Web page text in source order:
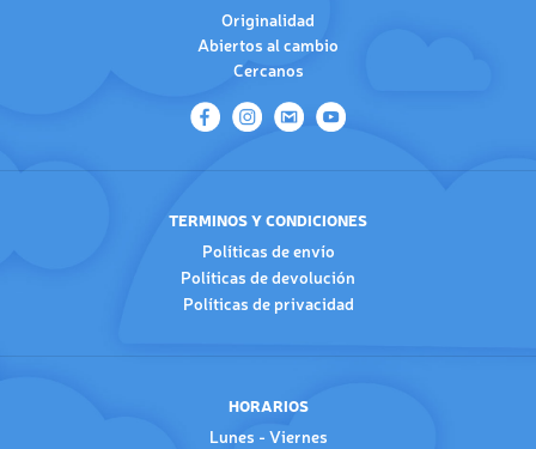
Originalidad
Abiertos al cambio
Cercanos
TERMINOS Y CONDICIONES
Políticas de envío
Políticas de devolución
Políticas de privacidad
HORARIOS
Lunes - Viernes